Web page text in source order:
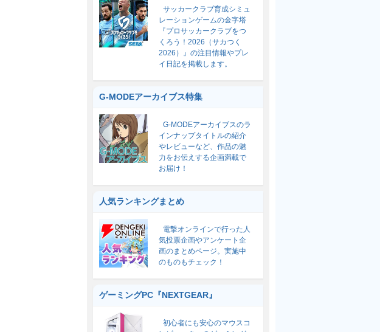
サッカークラブ育成シミュ
レーションゲームの金字塔
『プロサッカークラブをつ
くろう！2026（サカつく
2026）』の注目情報やプレ
イ日記を掲載します。
G-MODEアーカイブス特集
G-MODEアーカイブスのラ
インナップタイトルの紹介
やレビューなど、作品の魅
力をお伝えする企画満載で
お届け！
人気ランキングまとめ
電撃オンラインで行った人
気投票企画やアンケート企
画のまとめページ。実施中
のものもチェック！
ゲーミングPC『NEXTGEAR』
初心者にも安心のマウスコ